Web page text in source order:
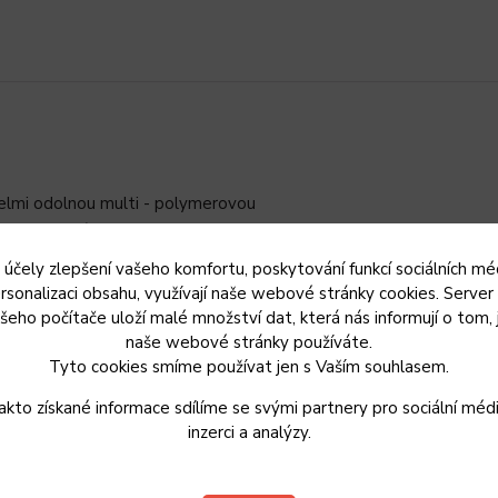
účely zlepšení vašeho komfortu, poskytování funkcí sociálních
obsahu, využívají naše webové stránky cookies. Server
počítače uloží malé množství dat, která nás informují o tom,
naše webové stránky používáte.
Tyto cookies smíme používat jen s Vaším souhlasem.
získané informace sdílíme se svými partnery pro sociální
inzerci a analýzy.
odolnou multi - polymerovou
a restování s minimem tuku.
oceli CrNi18/10 pro 100% zdravotní nezávadnost z
A-THERM INDUCTION spoří energii při vaření a po celou
přenos tepla.
pánve je opatřennepřilnavým
jen tak neokouká.
široký odlévací okraj